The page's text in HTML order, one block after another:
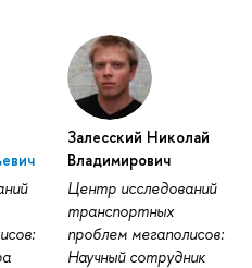
Залесский Николай
Владимирович
Центр исследований
транспортных
проблем мегаполисов:
Научный сотрудник